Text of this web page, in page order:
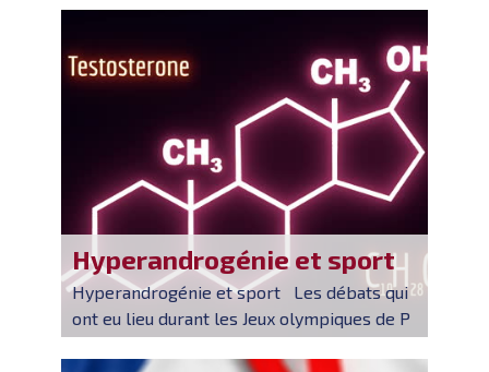
Hyperandrogénie et sport
Hyperandrogénie et sport Les débats qui
ont eu lieu durant les Jeux olympiques de P